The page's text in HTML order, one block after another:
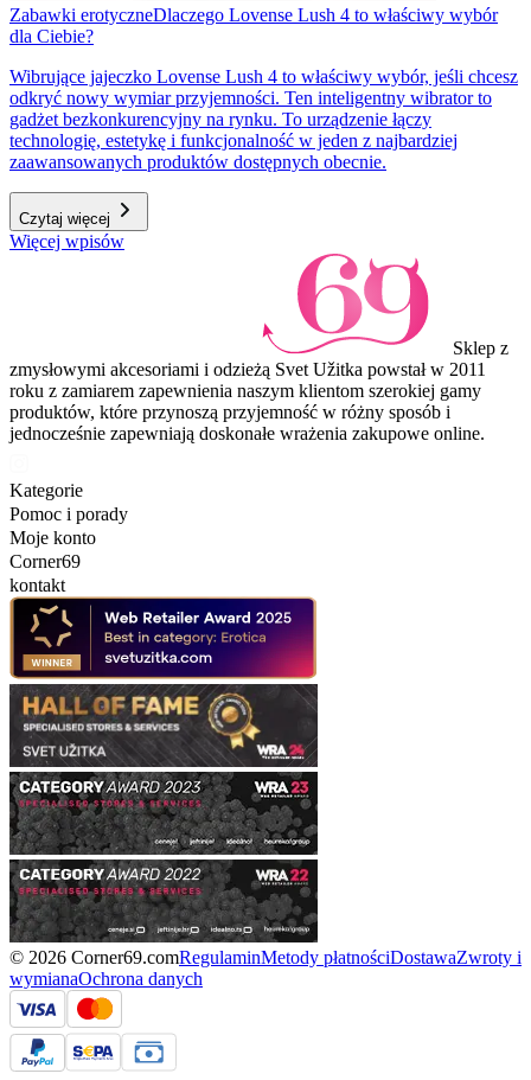
Zabawki erotyczneDlaczego Lovense Lush 4 to właściwy wybór
dla Ciebie?
Wibrujące jajeczko Lovense Lush 4 to właściwy wybór, jeśli chcesz
odkryć nowy wymiar przyjemności. Ten inteligentny wibrator to
gadżet bezkonkurencyjny na rynku. To urządzenie łączy
technologię, estetykę i funkcjonalność w jeden z najbardziej
zaawansowanych produktów dostępnych obecnie.
Czytaj więcej
Więcej wpisów
Sklep z
zmysłowymi akcesoriami i odzieżą Svet Užitka powstał w 2011
roku z zamiarem zapewnienia naszym klientom szerokiej gamy
produktów, które przynoszą przyjemność w różny sposób i
jednocześnie zapewniają doskonałe wrażenia zakupowe online.
Kategorie
Pomoc i porady
Moje konto
Corner69
kontakt
© 2026 Corner69.comRegulaminMetody płatnościDostawaZwroty i
wymianaOchrona danych